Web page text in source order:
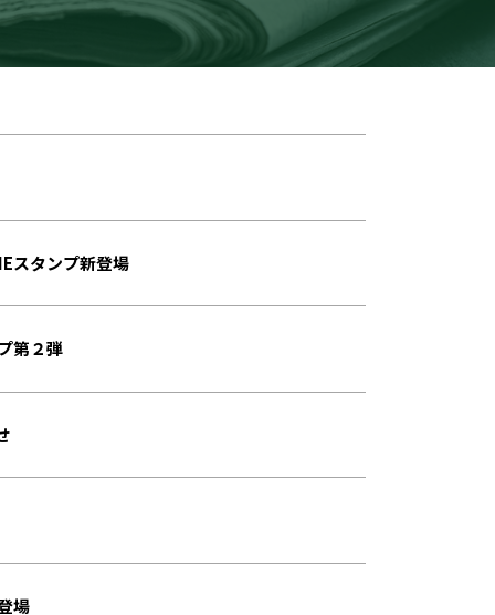
スタンプ新登場
第２弾
場